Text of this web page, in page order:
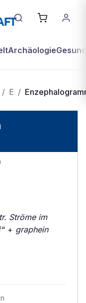
Archäologie
/ E /
Ströme im
+ graphein